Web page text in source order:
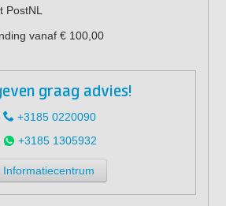
PostNL
vanaf € 100,00
graag advies!
+3185 0220090
+3185 1305932
Informatiecentrum